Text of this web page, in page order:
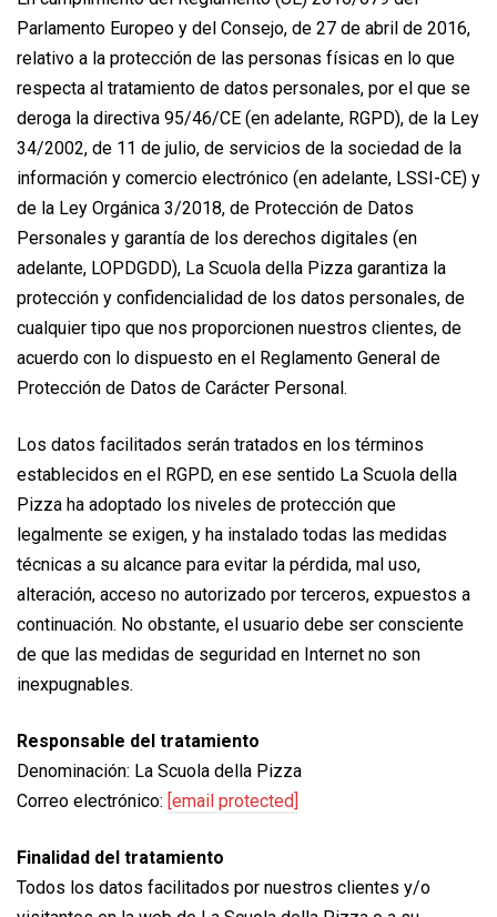
Parlamento Europeo y del Consejo, de 27 de abril de 2016,
relativo a la protección de las personas físicas en lo que
respecta al tratamiento de datos personales, por el que se
deroga la directiva 95/46/CE (en adelante, RGPD), de la Ley
34/2002, de 11 de julio, de servicios de la sociedad de la
información y comercio electrónico (en adelante, LSSI-CE) y
de la Ley Orgánica 3/2018, de Protección de Datos
Personales y garantía de los derechos digitales (en
adelante, LOPDGDD), La Scuola della Pizza garantiza la
protección y confidencialidad de los datos personales, de
cualquier tipo que nos proporcionen nuestros clientes, de
acuerdo con lo dispuesto en el Reglamento General de
Protección de Datos de Carácter Personal.
Los datos facilitados serán tratados en los términos
establecidos en el RGPD, en ese sentido La Scuola della
Pizza ha adoptado los niveles de protección que
legalmente se exigen, y ha instalado todas las medidas
técnicas a su alcance para evitar la pérdida, mal uso,
alteración, acceso no autorizado por terceros, expuestos a
continuación. No obstante, el usuario debe ser consciente
de que las medidas de seguridad en Internet no son
inexpugnables.
Responsable del tratamiento
Denominación: La Scuola della Pizza
Correo electrónico: [email protected]
Finalidad del tratamiento
Todos los datos facilitados por nuestros clientes y/o